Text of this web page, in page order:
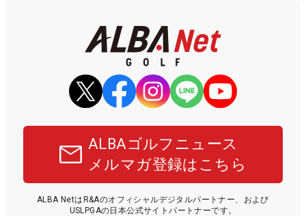
ALBAゴルフニュース
メルマガ登録はこちら
ALBA NetはR&Aのオフィシャルデジタルパートナー、および
USLPGAの日本公式サイトパートナーです。